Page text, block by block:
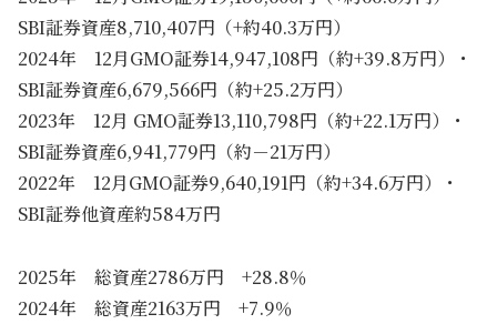
SBI証券資産8,710,407円（+約40.3万円）
2024年 12月GMO証券14,947,108円（約+39.8万円）・
SBI証券資産6,679,566円（約+25.2万円）
2023年 12月 GMO証券13,110,798円（約+22.1万円）・
SBI証券資産6,941,779円（約－21万円）
2022年 12月GMO証券9,640,191円（約+34.6万円）・
SBI証券他資産約584万円
2025年 総資産2786万円 +28.8％
2024年 総資産2163万円 +7.9％